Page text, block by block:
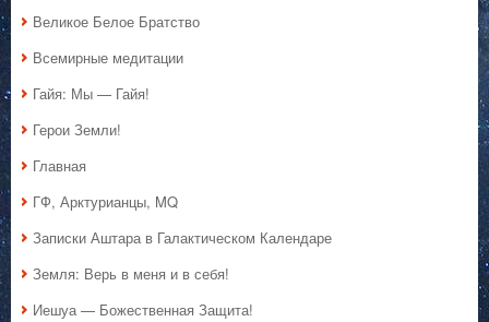
Великое Белое Братство
Всемирные медитации
Гайя: Мы — Гайя!
Герои Земли!
Главная
ГФ, Арктурианцы, MQ
Записки Аштара в Галактическом Календаре
Земля: Верь в меня и в себя!
Иешуа — Божественная Защита!